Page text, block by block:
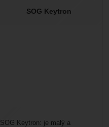
SOG Keytron
SOG Keytron: je malý a